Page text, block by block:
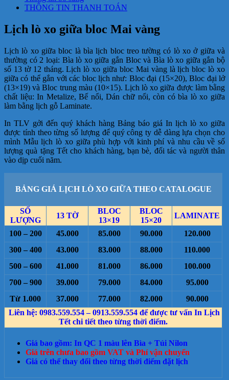
THÔNG TIN THANH TOÁN
Lịch lò xo giữa bloc Mai vàng
Lịch lò xo giữa bloc là bìa lịch bloc treo tường có lò xo ở giữa và
thường có 2 loại: Bìa lò xo giữa gắn Bloc và Bìa lò xo giữa gắn bộ
số 13 tờ 12 tháng. Lịch lò xo giữa bloc Mai vàng là lịch bloc lò xo
giữa có thể gắn với các bloc lịch như: Bloc đại (15×20), Bloc đại lở
(13×19) và Bloc trung màu (10×15). Lịch lò xo giữa được làm bằng
chất liệu: In Metalize, Bế nổi, Dán chữ nổi, còn có bìa lò xo giữa
làm bằng lịch gỗ Laminate.
In TLV gởi đến quý khách hàng Bảng báo giá In lịch lò xo giữa
được tính theo từng số lượng để quý công ty dễ dàng lựa chọn cho
mình Mẫu lịch lò xo giữa phù hợp với kinh phí và nhu cầu về số
lượng quà tặng Tết cho khách hàng, bạn bè, đối tác và người thân
vào dịp cuối năm.
BẢNG GIÁ LỊCH LÒ XO GIỮA THEO CATALOGUE
SỐ
LƯỢNG
13 TỜ
BLOC
13×19
BLOC
15×20
LAMINATE
100 – 200 45.000 85.000 90.000
120.000
300 – 400
43.000 83.000 88.000
110.000
500 – 600
41.000 81.000 86.000
100.000
700 – 900
39.000 79.000 84.000
95.000
Từ 1.000
37.000 77.000 82.000
90.000
Liên hệ: 0983.559.554 – 0913.559.554 để được tư vấn In Lịch
Tết chi tiết theo từng thời điểm.
Giá bao gồm: In QC 1 màu lên Bìa + Túi Nilon
Giá trên chưa bao gồm VAT và Phí vận chuyển
Giá có thể thay đổi theo từng thời điểm đặt lịch